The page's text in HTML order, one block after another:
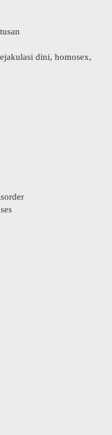
dini, homosex,